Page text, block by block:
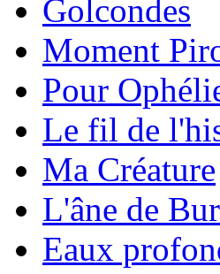
Golcondes
Moment
Pour
Le fil de
Ma Créature
L'âne de
Eaux